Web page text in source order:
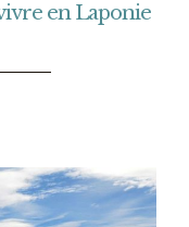
en Laponie